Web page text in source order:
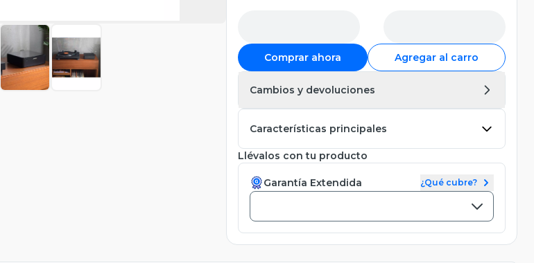
Comprar ahora Agregar al carro
Cambios y devoluciones
Características principales
Llévalos con tu producto
Garantía Extendida ¿Qué cubre?